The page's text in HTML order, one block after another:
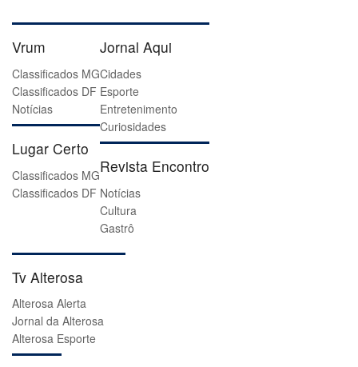
Vrum
Classificados MG
Classificados DF
Notícias
Lugar Certo
Classificados MG
Classificados DF
Jornal Aqui
Cidades
Esporte
Entretenimento
Curiosidades
Revista Encontro
Notícias
Cultura
Gastrô
Tv Alterosa
Alterosa Alerta
Jornal da Alterosa
Alterosa Esporte